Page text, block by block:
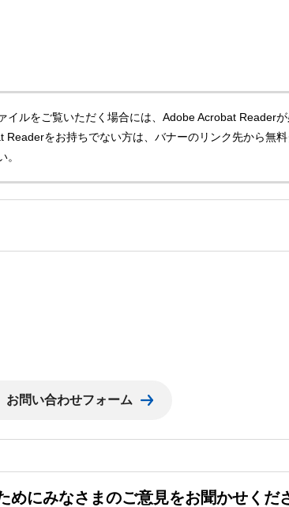
イルをご覧いただく場合には、Adobe Acrobat Readerが
Readerをお持ちでない方は、バナーのリンク先から無
。
めにみなさまのご意見をお聞かせくだ